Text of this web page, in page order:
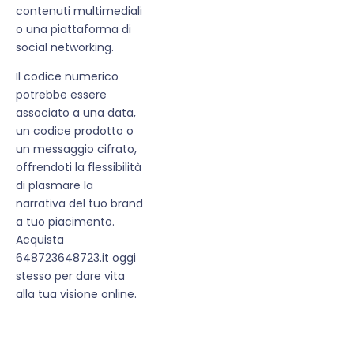
contenuti multimediali
o una piattaforma di
social networking.
Il codice numerico
potrebbe essere
associato a una data,
un codice prodotto o
un messaggio cifrato,
offrendoti la flessibilità
di plasmare la
narrativa del tuo brand
a tuo piacimento.
Acquista
648723648723.it oggi
stesso per dare vita
alla tua visione online.